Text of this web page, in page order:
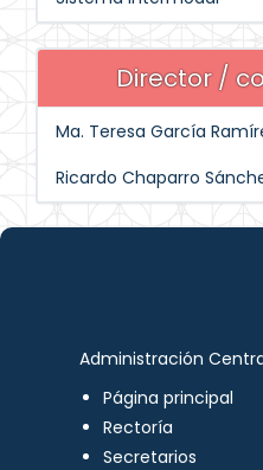
Director /
Ma. Teresa García
Ricardo Chaparro
Administración
Página principal
Rectoría
Secretarios